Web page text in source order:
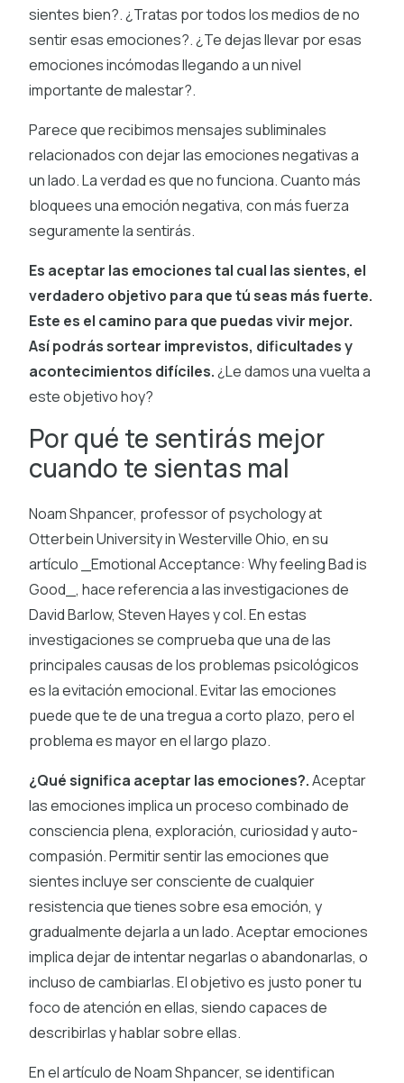
sientes bien?. ¿Tratas por todos los medios de no
sentir esas emociones?. ¿Te dejas llevar por esas
emociones incómodas llegando a un nivel
importante de malestar?.
Parece que recibimos mensajes subliminales
relacionados con dejar las emociones negativas a
un lado. La verdad es que no funciona. Cuanto más
bloquees una emoción negativa, con más fuerza
seguramente la sentirás.
Es aceptar las emociones tal cual las sientes, el
verdadero objetivo para que tú seas más fuerte.
Este es el camino para que puedas vivir mejor.
Así podrás sortear imprevistos, dificultades y
acontecimientos difíciles.¿Le damos una vuelta a
este objetivo hoy?
Por qué te sentirás mejor
cuando te sientas mal
Noam Shpancer, professor of psychology at
Otterbein University in Westerville Ohio, en su
artículo _Emotional Acceptance: Why feeling Bad is
Good_, hace referencia a las investigaciones de
David Barlow, Steven Hayes y col. En estas
investigaciones se comprueba que una de las
principales causas de los problemas psicológicos
es la evitación emocional. Evitar las emociones
puede que te de una tregua a corto plazo, pero el
problema es mayor en el largo plazo.
¿Qué significa aceptar las emociones?.Aceptar
las emociones implica un proceso combinado de
consciencia plena, exploración, curiosidad y auto-
compasión. Permitir sentir las emociones que
sientes incluye ser consciente de cualquier
resistencia que tienes sobre esa emoción, y
gradualmente dejarla a un lado. Aceptar emociones
implica dejar de intentar negarlas o abandonarlas, o
incluso de cambiarlas. El objetivo es justo poner tu
foco de atención en ellas, siendo capaces de
describirlas y hablar sobre ellas.
En el artículo de Noam Shpancer, se identifican